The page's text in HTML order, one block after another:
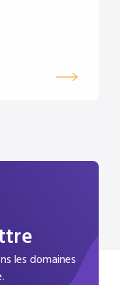
les domaines